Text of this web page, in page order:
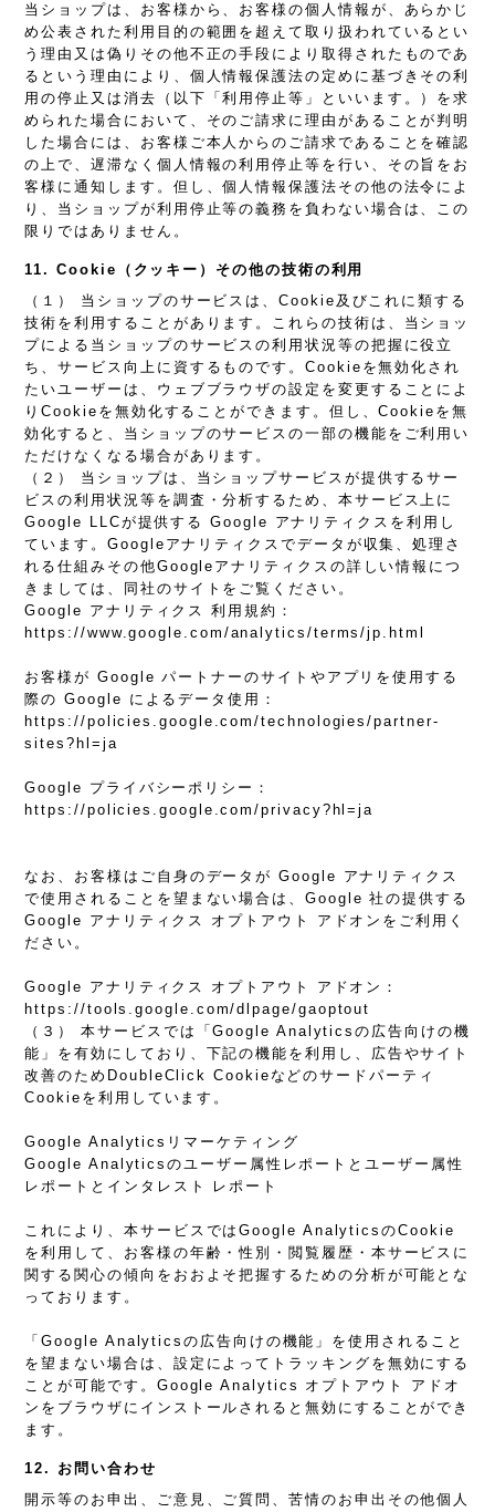
当ショップは、お客様から、お客様の個人情報が、あらかじ
め公表された利用目的の範囲を超えて取り扱われているとい
う理由又は偽りその他不正の手段により取得されたものであ
るという理由により、個人情報保護法の定めに基づきその利
用の停止又は消去（以下「利用停止等」といいます。）を求
められた場合において、そのご請求に理由があることが判明
した場合には、お客様ご本人からのご請求であることを確認
の上で、遅滞なく個人情報の利用停止等を行い、その旨をお
客様に通知します。但し、個人情報保護法その他の法令によ
り、当ショップが利用停止等の義務を負わない場合は、この
限りではありません。
11. Cookie（クッキー）その他の技術の利用
（１） 当ショップのサービスは、Cookie及びこれに類する
技術を利用することがあります。これらの技術は、当ショッ
プによる当ショップのサービスの利用状況等の把握に役立
ち、サービス向上に資するものです。Cookieを無効化され
たいユーザーは、ウェブブラウザの設定を変更することによ
りCookieを無効化することができます。但し、Cookieを無
効化すると、当ショップのサービスの一部の機能をご利用い
ただけなくなる場合があります。
（２） 当ショップは、当ショップサービスが提供するサー
ビスの利用状況等を調査・分析するため、本サービス上に
Google LLCが提供する Google アナリティクスを利用し
ています。Googleアナリティクスでデータが収集、処理さ
れる仕組みその他Googleアナリティクスの詳しい情報につ
きましては、同社のサイトをご覧ください。
Google アナリティクス 利用規約：
https://www.google.com/analytics/terms/jp.html
お客様が Google パートナーのサイトやアプリを使用する
際の Google によるデータ使用：
https://policies.google.com/technologies/partner-
sites?hl=ja
Google プライバシーポリシー：
https://policies.google.com/privacy?hl=ja
なお、お客様はご自身のデータが Google アナリティクス
で使用されることを望まない場合は、Google 社の提供する
Google アナリティクス オプトアウト アドオンをご利用く
ださい。
Google アナリティクス オプトアウト アドオン：
https://tools.google.com/dlpage/gaoptout
（３） 本サービスでは「Google Analyticsの広告向けの機
能」を有効にしており、下記の機能を利用し、広告やサイト
改善のためDoubleClick Cookieなどのサードパーティ
Cookieを利用しています。
Google Analyticsリマーケティング
Google Analyticsのユーザー属性レポートとユーザー属性
レポートとインタレスト レポート
これにより、本サービスではGoogle AnalyticsのCookie
を利用して、お客様の年齢・性別・閲覧履歴・本サービスに
関する関心の傾向をおおよそ把握するための分析が可能とな
っております。
「Google Analyticsの広告向けの機能」を使用されること
を望まない場合は、設定によってトラッキングを無効にする
ことが可能です。Google Analytics オプトアウト アドオ
ンをブラウザにインストールされると無効にすることができ
ます。
12. お問い合わせ
開示等のお申出、ご意見、ご質問、苦情のお申出その他個人